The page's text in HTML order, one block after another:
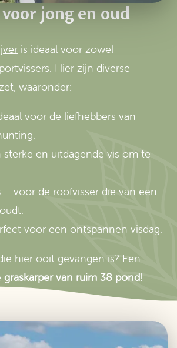
jong en oud
is ideaal voor zowel
Hier zijn diverse
waaronder:
voor de liefhebbers van
sterke en uitdagende vis om te
– voor de roofvisser die van een
voor een ontspannen visdag.
hier ooit gevangen is? Een
graskarper van ruim 38 pond!